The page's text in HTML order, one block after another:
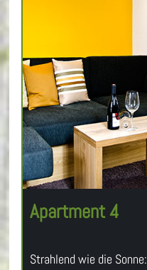
Apartment 4
Strahlend wie die Sonne: